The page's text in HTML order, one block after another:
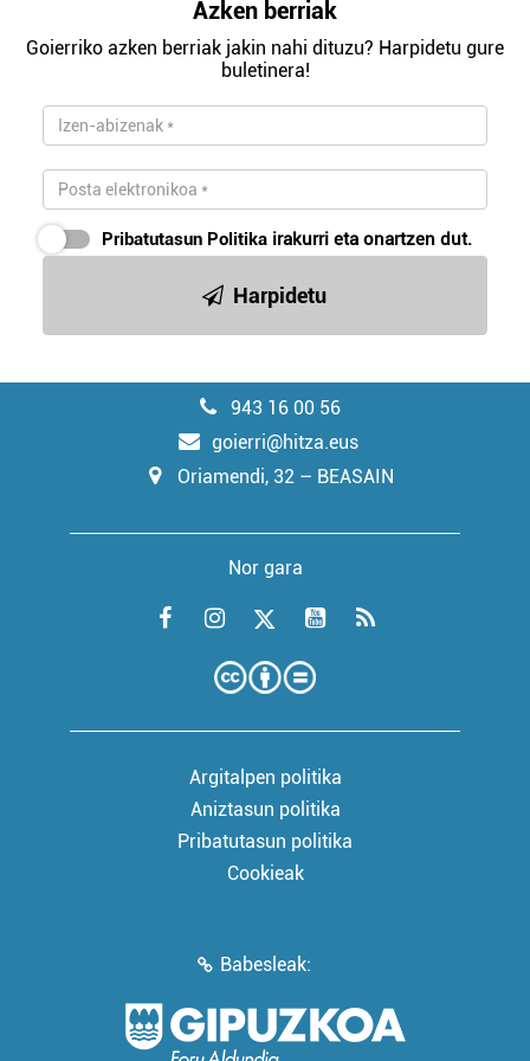
Azken berriak
Goierriko azken berriak jakin nahi dituzu? Harpidetu gure
buletinera!
Pribatutasun Politika irakurri eta onartzen dut.
Harpidetu
943 16 00 56
goierri@hitza.eus
Oriamendi, 32 – BEASAIN
Nor gara
Argitalpen politika
Aniztasun politika
Pribatutasun politika
Cookieak
Babesleak: